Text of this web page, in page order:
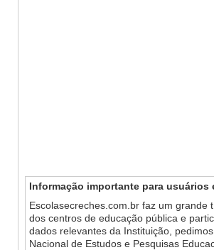
Informação importante para usuários
Escolasecreches.com.br faz um
dos centros de educação pública e
dados relevantes da Instituição,
Nacional de Estudos e Pesquisas